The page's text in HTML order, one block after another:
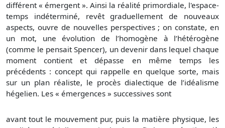
différent « émergent ». Ainsi la réalité primordiale, l'espace-
temps indéterminé, revêt graduellement de nouveaux
aspects, ouvre de nouvelles perspectives ; on constate, en
un mot, une évolution de l’homogène à l’hétérogène
(comme le pensait Spencer), un devenir dans lequel chaque
moment contient et dépasse en même temps les
précédents : concept qui rappelle en quelque sorte, mais
sur un plan réaliste, le procès dialectique de l’idéalisme
hégelien. Les « émergences » successives sont
avant tout le mouvement pur, puis la matière physique, les